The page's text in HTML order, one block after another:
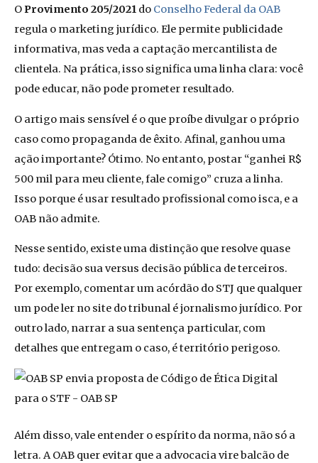
OProvimento 205/2021 do Conselho Federal da OAB
regula o marketing jurídico. Ele permite publicidade
informativa, mas veda a captação mercantilista de
clientela. Na prática, isso significa uma linha clara: você
pode educar, não pode prometer resultado.
O artigo mais sensível é o que proíbe divulgar o próprio
caso como propaganda de êxito. Afinal, ganhou uma
ação importante? Ótimo. No entanto, postar “ganhei R$
500 mil para meu cliente, fale comigo” cruza a linha.
Isso porque é usar resultado profissional como isca, e a
OAB não admite.
Nesse sentido, existe uma distinção que resolve quase
tudo: decisão sua versus decisão pública de terceiros.
Por exemplo, comentar um acórdão do STJ que qualquer
um pode ler no site do tribunal é jornalismo jurídico. Por
outro lado, narrar a sua sentença particular, com
detalhes que entregam o caso, é território perigoso.
Além disso, vale entender o espírito da norma, não só a
letra. A OAB quer evitar que a advocacia vire balcão de